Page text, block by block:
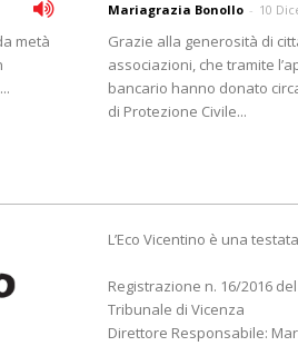
metà
Mariagrazia Bonollo - 10
Grazie alla generosità di
associazioni, che tramite
bancario hanno donato
di Protezione Civile...
L’Eco Vicentino è una
Registrazione n. 16/2016
Tribunale di Vicenza
Direttore Responsabile: